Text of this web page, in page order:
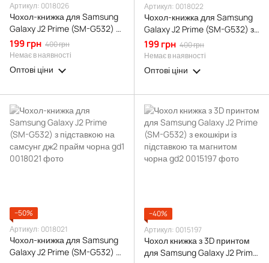
Артикул: 0018026
Чохол-книжка для Samsung
Galaxy J2 Prime (SM-G532) з
підставкою на самсунг дж2
прайм зелена gd1
199 грн 400 грн
Немає в наявності
Оптові ціни
Артикул: 0018022
Чохол-книжка для Samsung
Galaxy J2 Prime (SM-G532) з
підставкою на самсунг дж2
прайм бордова gd1
199 грн 400 грн
Немає в наявності
Оптові ціни
−50%
Артикул: 0018021
Чохол-книжка для Samsung
Galaxy J2 Prime (SM-G532) з
−40%
Артикул: 0015197
Чохол книжка з 3D принтом
для Samsung Galaxy J2 Prime